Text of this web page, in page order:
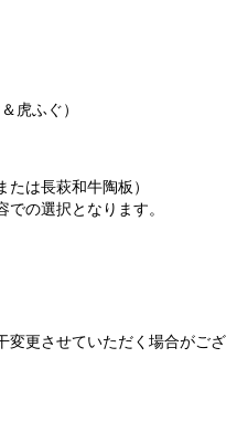
ふぐ）
は長萩和牛陶板）
択となります。
変更させていただく場合がござ